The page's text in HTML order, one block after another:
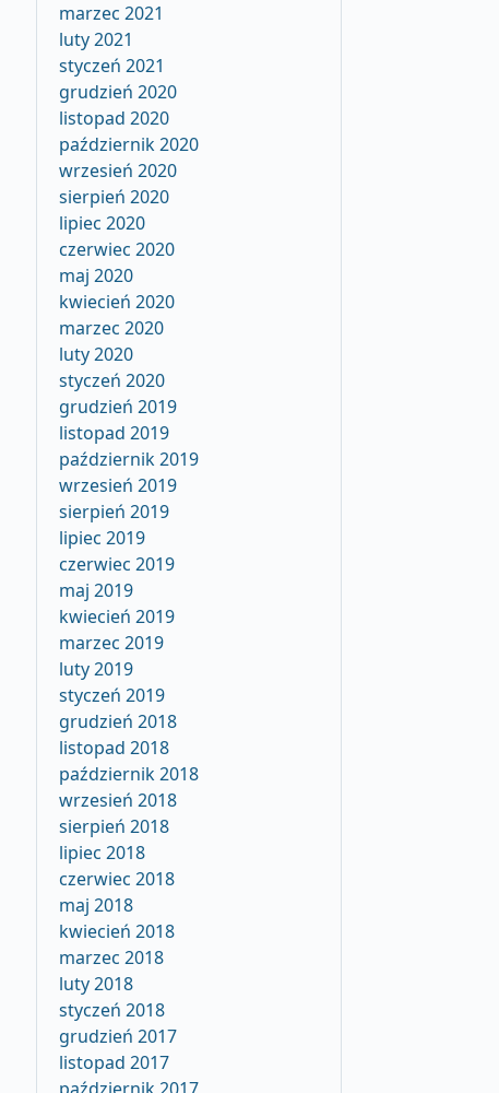
marzec 2021
luty 2021
styczeń 2021
grudzień 2020
listopad 2020
październik 2020
wrzesień 2020
sierpień 2020
lipiec 2020
czerwiec 2020
maj 2020
kwiecień 2020
marzec 2020
luty 2020
styczeń 2020
grudzień 2019
listopad 2019
październik 2019
wrzesień 2019
sierpień 2019
lipiec 2019
czerwiec 2019
maj 2019
kwiecień 2019
marzec 2019
luty 2019
styczeń 2019
grudzień 2018
listopad 2018
październik 2018
wrzesień 2018
sierpień 2018
lipiec 2018
czerwiec 2018
maj 2018
kwiecień 2018
marzec 2018
luty 2018
styczeń 2018
grudzień 2017
listopad 2017